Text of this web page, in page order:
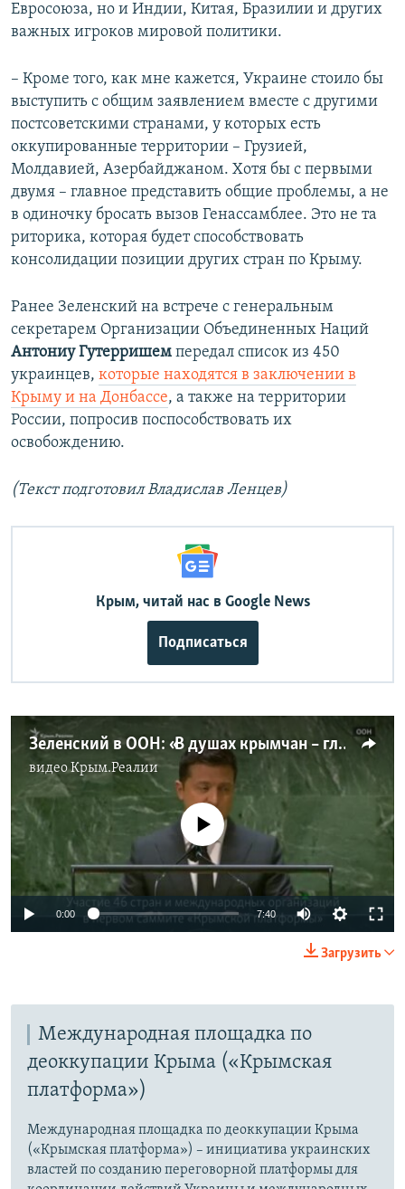
Евросоюза, но и Индии, Китая, Бразилии и других
важных игроков мировой политики.
– Кроме того, как мне кажется, Украине стоило бы
выступить с общим заявлением вместе с другими
постсоветскими странами, у которых есть
оккупированные территории – Грузией,
Молдавией, Азербайджаном. Хотя бы с первыми
двумя – главное представить общие проблемы, а не
в одиночку бросать вызов Генассамблее. Это не та
риторика, которая будет способствовать
консолидации позиции других стран по Крыму.
Ранее Зеленский на встрече с генеральным
секретарем Организации Объединенных Наций
Антониу Гутерришем передал список из 450
украинцев, которые находятся в заключении в
Крыму и на Донбассе, а также на территории
России, попросив поспособствовать их
освобождению.
(Текст подготовил Владислав Ленцев)
Крым, читай нас в Google News
Подписаться
Зеленский в ООН: «В душах крымчан – глобальное опустошение» (видео)
видеоКрым.Реалии
No media source currently available
0:00 7:40
Загрузить
Международная площадка по
деоккупации Крыма («Крымская
платформа»)
Международная площадка по деоккупации Крыма
(«Крымская платформа») – инициатива украинских
властей по созданию переговорной платформы для